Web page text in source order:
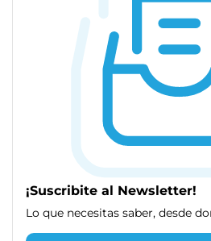
¡Suscribite al Newsletter!
Lo que necesitas saber, desde